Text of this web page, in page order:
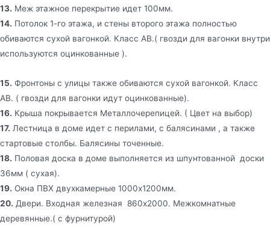
13. Меж этажное перекрытие идет 100мм.
14. Потолок 1-го этажа, и стены второго этажа полностью
обиваются сухой вагонкой. Класс АВ.( гвозди для вагонки внутри
используются оцинкованные ).
15. Фронтоны с улицы также обиваются сухой вагонкой. Класс
АВ. ( гвозди для вагонки идут оцинкованные).
16. Крыша покрывается Металлочерепицей. ( Цвет на выбор)
17. Лестница в доме идет с перилами, с балясинами , а также
стартовые столбы. Балясины точенные.
18. Половая доска в доме выполняется из шпунтованной доски
36мм ( сухая).
19. Окна ПВХ двухкамерные 1000х1200мм.
20. Двери. Входная железная 860х2000. Межкомнатные
деревянные.( с фурнитурой)